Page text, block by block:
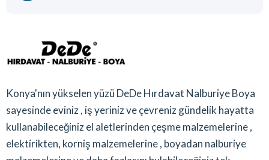
Konya'nın yükselen yüzü DeDe Hırdavat Nalburiye Boya
sayesinde eviniz , iş yeriniz ve çevreniz gündelik hayatta
kullanabileceğiniz el aletlerinden çeşme malzemelerine ,
elektirikten, korniş malzemelerine , boyadan nalburiye